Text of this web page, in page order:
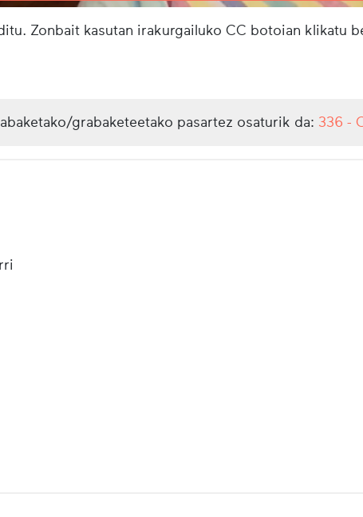
Zonbait kasutan irakurgailuko CC botoian klikatu
grabaketeetako pasartez osaturik da: 336 -